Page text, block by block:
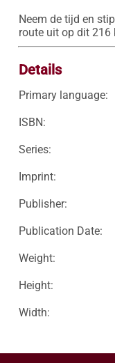
Neem de tijd en
route uit op dit 216
Details
Primary language:
ISBN:
Series:
Imprint:
Publisher:
Publication Date:
Weight:
Height:
Width: